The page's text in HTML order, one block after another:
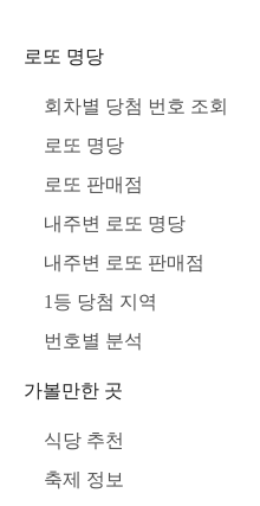
로또 명당
회차별 당첨 번호 조회
로또 명당
로또 판매점
내주변 로또 명당
내주변 로또 판매점
1등 당첨 지역
번호별 분석
가볼만한 곳
식당 추천
축제 정보